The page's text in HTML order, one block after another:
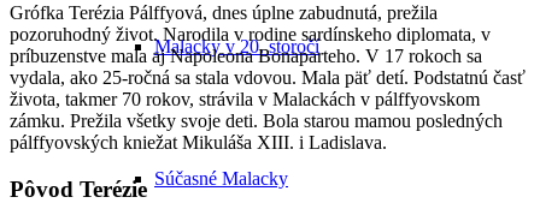
Malacky v 20. storočí
Súčasné Malacky
Grófka Terézia Pálffyová, dnes úplne zabudnutá, prežila
pozoruhodný život. Narodila v rodine sardínskeho diplomata, v
príbuzenstve mala aj Napoleona Bonaparteho. V 17 rokoch sa
vydala, ako 25-ročná sa stala vdovou. Mala päť detí. Podstatnú časť
života, takmer 70 rokov, strávila v Malackách v pálffyovskom
zámku. Prežila všetky svoje deti. Bola starou mamou posledných
pálffyovských kniežat Mikuláša XIII. i Ladislava.
Pôvod Terézie